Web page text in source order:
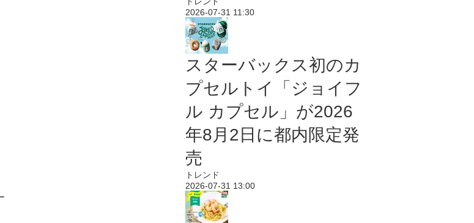
2026-07-31 11:30
スターバックス初のカ
プセルトイ「ジョイフ
ル カプセル」が2026
年8月2日に都内限定発
売
トレンド
2026-07-31 13:00